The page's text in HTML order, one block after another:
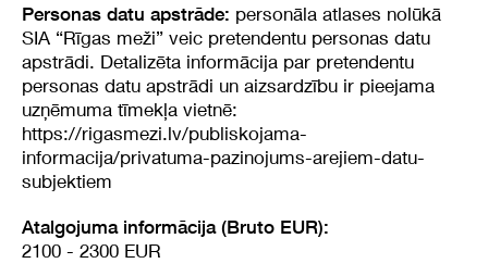
Personas datu apstrāde: personāla atlases nolūkā
SIA “Rīgas meži” veic pretendentu personas datu
apstrādi. Detalizēta informācija par pretendentu
personas datu apstrādi un aizsardzību ir pieejama
uzņēmuma tīmekļa vietnē:
https://rigasmezi.lv/publiskojama-
informacija/privatuma-pazinojums-arejiem-datu-
subjektiem
Atalgojuma informācija (Bruto EUR):
2100 - 2300 EUR